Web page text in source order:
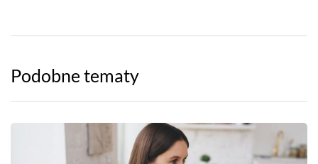
Podobne tematy